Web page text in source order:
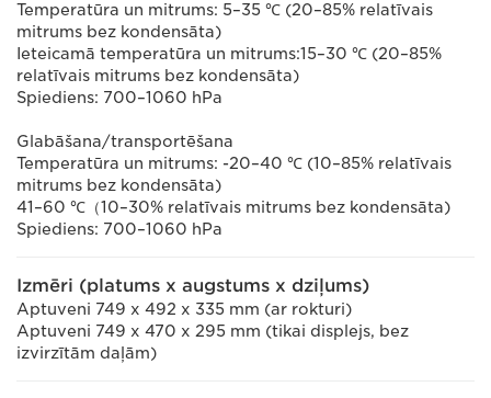
Temperatūra un mitrums: 5–35 ℃ (20–85% relatīvais
mitrums bez kondensāta)
Ieteicamā temperatūra un mitrums:15–30 ℃ (20–85%
relatīvais mitrums bez kondensāta)
Spiediens: 700–1060 hPa
Glabāšana/transportēšana
Temperatūra un mitrums: -20–40 ℃ (10–85% relatīvais
mitrums bez kondensāta)
41–60 ℃（10–30% relatīvais mitrums bez kondensāta)
Spiediens: 700–1060 hPa
Izmēri (platums x augstums x dziļums)
Aptuveni 749 x 492 x 335 mm (ar rokturi)
Aptuveni 749 x 470 x 295 mm (tikai displejs, bez
izvirzītām daļām)